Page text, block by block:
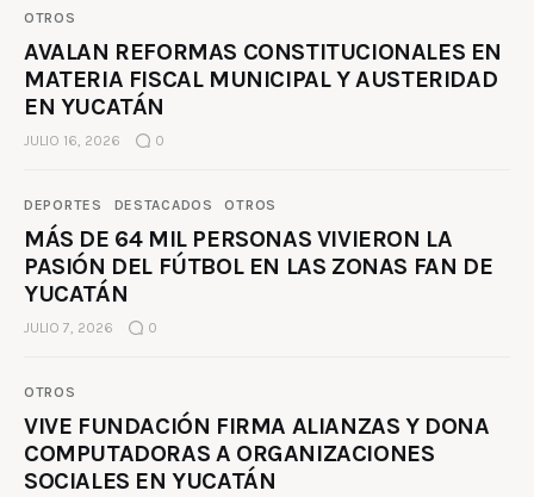
OTROS
AVALAN REFORMAS CONSTITUCIONALES EN
MATERIA FISCAL MUNICIPAL Y AUSTERIDAD
EN YUCATÁN
JULIO 16, 2026 0
DEPORTES DESTACADOS OTROS
MÁS DE 64 MIL PERSONAS VIVIERON LA
PASIÓN DEL FÚTBOL EN LAS ZONAS FAN DE
YUCATÁN
JULIO 7, 2026 0
OTROS
VIVE FUNDACIÓN FIRMA ALIANZAS Y DONA
COMPUTADORAS A ORGANIZACIONES
SOCIALES EN YUCATÁN